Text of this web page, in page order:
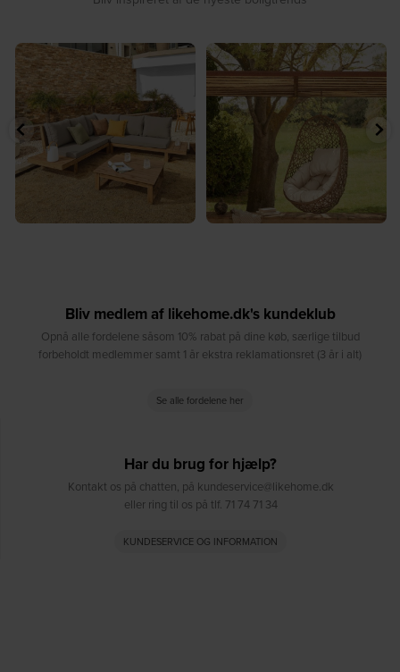
☀️ Find dit yndlingssted denne
7 0
🤍 Rå materialer møder tidløst design⁠
...
8 0
Bliv medlem af likehome.dk's kundeklub
Opnå alle fordelene såsom 10% rabat på dine køb, særlige tilbud
forbeholdt medlemmer samt 1 år ekstra reklamationsret (3 år i alt)
Se alle fordelene her
Har du brug for hjælp?
Kontakt os på chatten, på kundeservice@likehome.dk
eller ring til os på tlf. 71 74 71 34
KUNDESERVICE OG INFORMATION